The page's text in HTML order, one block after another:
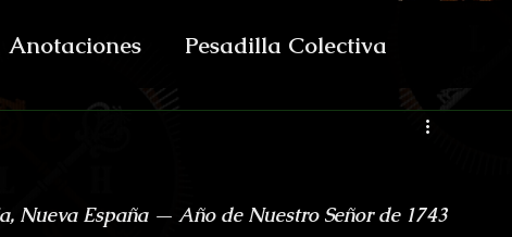
Anotaciones Pesadilla Colectiva
y datos
Medicinae Officium
Nueva España — Año de Nuestro Señor de 1743